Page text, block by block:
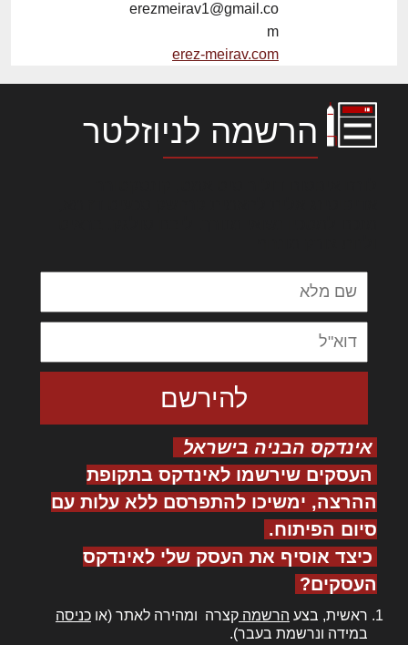
erezmeirav1@gmail.co
m
erez-meirav.com
הרשמה לניוזלטר
אינדקס הבניה בישראל
העסקים שירשמו לאינדקס בתקופת
ההרצה, ימשיכו להתפרסם ללא עלות עם
סיום הפיתוח.
כיצד אוסיף את העסק שלי לאינדקס
העסקים?
ראשית, בצע הרשמה קצרה ומהירה לאתר (או כניסה
במידה ונרשמת בעבר).